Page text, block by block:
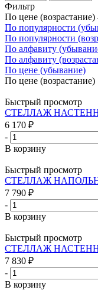
Фильтр
По цене (возрастание)
По популярности
По популярности
По алфавиту
По алфавиту
По цене (убывание)
По цене (возрастание)
Быстрый просмотр
СТЕЛЛАЖ
6 170 ₽
-
В корзину
Быстрый просмотр
СТЕЛЛАЖ
7 790 ₽
-
В корзину
Быстрый просмотр
СТЕЛЛАЖ
7 830 ₽
-
В корзину